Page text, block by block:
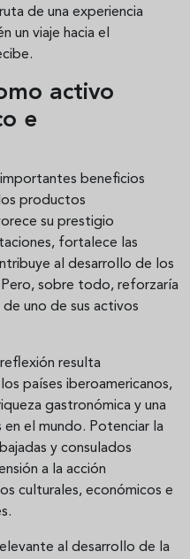
de una experiencia
un viaje hacia el
activo
e
beneficios
productos
su prestigio
fortalece las
al desarrollo de los
sobre todo, reforzaría
uno de sus activos
resulta
países iberoamericanos,
gastronómica y una
el mundo. Potenciar la
y consulados
a la acción
culturales, económicos e
al desarrollo de la